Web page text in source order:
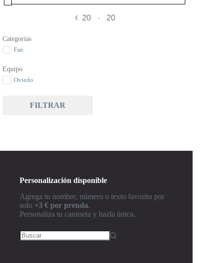
€ Minimum Price
-Maximum Price
Categorías
Fan
Equipo
Oviedo
FILTRAR
Personalización disponible
Agrega tu nombre, número o texto favorito por
solo +3 € por prenda.
Personaliza tu camiseta y hazla única.